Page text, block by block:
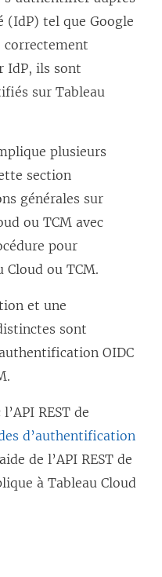
(IdP) tel que Google
correctement
IdP, ils sont
sur Tableau
plusieurs
section
générales sur
ou TCM avec
pour
Cloud ou TCM.
et une
sont
OIDC
REST de
d’authentification
de l’API REST de
à Tableau Cloud